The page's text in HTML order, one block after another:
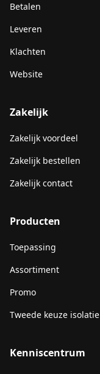
Betalen
Leveren
Klachten
Website
Zakelijk
Zakelijk voordeel
Zakelijk bestellen
Zakelijk contact
Producten
Toepassing
Assortiment
Promo
Tweede keuze isolatie
Kenniscentrum